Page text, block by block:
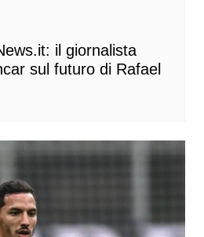
il giornalista
sul futuro di Rafael